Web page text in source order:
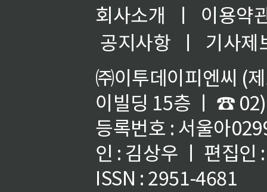
회사소개 ㅣ
이용약
공지사항
ㅣ
기사제
㈜이투데이피엔씨 (
이빌딩 15층 ㅣ ☎
등록번호 : 서울아
인 : 김상우 ㅣ 편집인
ISSN : 2951-4681